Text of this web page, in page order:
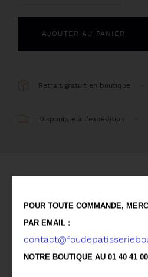
POUR TOUTE COMMANDE,
PAR EMAIL :
NOTRE BOUTIQUE AU 01 40 41
AJOUTER AU PANIER
Retrait gratuit en boutique
Disponible à l’expédition
Pâte à choux, Crémeux
Glaçage caramel enrobé de